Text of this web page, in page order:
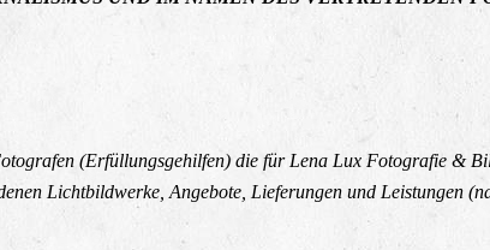
(Erfüllungsgehilfen) die für Lena Lux Fotografie &
Lichtbildwerke, Angebote, Lieferungen und Leistungen